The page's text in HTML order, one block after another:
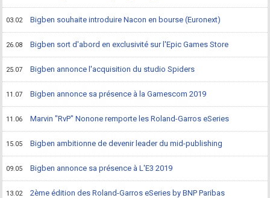
03.02 Bigben souhaite introduire Nacon en bourse (Euronext)
26.08 Bigben sort d'abord en exclusivité sur l'Epic Games Store
25.07 Bigben annonce l'acquisition du studio Spiders
11.07 Bigben annonce sa présence à la Gamescom 2019
11.06 Marvin "RvP" Nonone remporte les Roland-Garros eSeries
15.05 Bigben ambitionne de devenir leader du mid-publishing
09.05 Bigben annonce sa présence à L'E3 2019
13.02 2ème édition des Roland-Garros eSeries by BNP Paribas